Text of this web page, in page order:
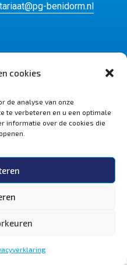
cookies
de analyse van onze
te verbeteren en u een optimale
informatie over de cookies die
benidorm.nl
© {{Y}}.